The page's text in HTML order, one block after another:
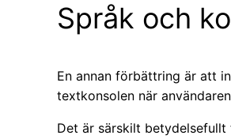
Språk och
En annan förbättring är att
textkonsolen när
Det är särskilt